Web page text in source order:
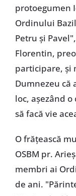
protoegumen
Ordinului
Petru și
Florentin,
participare, și
Dumnezeu că
loc, așezând
să facă vie
O frățească
OSBM pr.
membri ai
de ani.